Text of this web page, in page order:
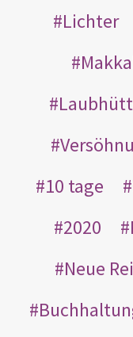
Lichter
10 tage
2020
Neue